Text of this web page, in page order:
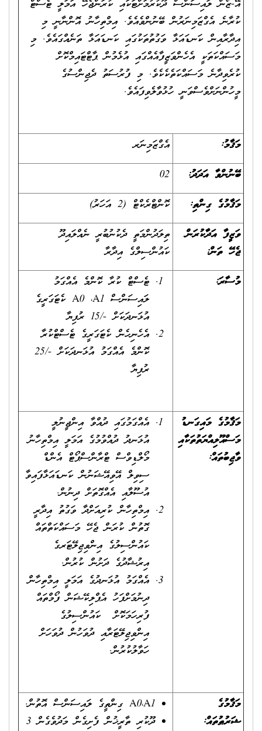
އޭ-ޒޯން ލައިސަންސް ދޫކުރުމަށްޓަކައި ކުރަންޖެހޭ އަމަލީ ޓެސްޓް
ކުރާނެ އެގްޒަމިނަރުން ބޭނުންވެއެވެ. އިމްތިހާނު އޮންނާނީ މި
އިދާރާއިން ކަނޑައަޅާ ވަގުތުތަކުގައި ކަނޑައަޅާ ތަނެއްގައެވެ. މި
މަސައްކަތަކީ އެހެންވަޒީފާއެއްގައި އުޅެމުން ޕާޓްޓައިމްކޮށް
ކުރެވިދާނެ މަސައްކަތެކެކެވެ. މި ފުރުސަތު ދެޖިންސުގެ
މީހުންނަށްވެސްވަނީ ހުޅުވާލެވިފައެވެ.
މަޤާމު:
އެގްޒަމިނަރ
ބޭނުންވާ އަދަދު:
02
މަޤާމުގެ ގިންތި:
ކޮންޓްރެކްޓް (2 އަހަރު)
ވަޒީފާ އަދާކުރަން
ޖެހޭ ތަން:
ތިލަދުންމަތީ ދެކުނުބުރީ ނެއްލައިދޫ
ކައުންސިލްގެ އިދާރާ
މުސާރަ:
ޓެސްޓް ކުރާ ކޮންމެ އެއްގަމު
ލައިސަންސް A0 ،A1 ކެޓަގަރީގެ
އުޅަނދަކަށް -/15 ރުފިޔާ
އެހެނިހެން ކެޓަގަރީގެ ޓެސްޓްކުރާ
ކޮންމެ އެއްގަމު އުޅަނދަކަށް -/25
ރުފިޔާ
މަޤާމުގެ މައިގަނޑު
މަސްއޫލިއްޔަތުތަކާއި
ވާޖިބުތައް:
އެއްގަމުގައި ދުއްވާ އިންޖީނުލީ
އުޅަނދު ދުއްވުމުގެ އަމަލީ އިމްތިހާނު
މޯލްޑިވްސް ޓްރާންސްޕޯޓް އެންޑް
ސިވިލް އޭވިއޭޝަނުން ކަނޑައަޅާފައިވާ
އުސޫލާއި އެއްގޮތަށް ދިނުން.
އިމްތިހާން ކުރިއަށްދާ ވަގުތު އިދާރީ
ގޮތުން ކުރަން ޖެހޭ މަސައްކަތްތައް
ކައުންސިލުގެ އިންވިޖިލޭޓަރގެ
އިރުޝާދުގެ ދަށުން ކުރުން.
އެއްގަމު އުޅަނދުގެ އަމަލީ އިމްތިހާން
ދިނުމަށްފަހު އެޕްލިކޭޝަން ފޯމްތައް
ފުރިހަމަކޮށް ކައުންސިލުގެ
އިންވިޖިލޭޓަރާއި ދުވަހުން ދުވަހަށް
ހަވާލުކުރުން.
މަޤާމުގެ
ޝަރުޠުތައް:
A0،A1 ގިންތީގެ ލައިސަންސް އޮތުން.
ދޫކުރި ތާރީޚުން ފެށިގެން މަދުވެގެން 3